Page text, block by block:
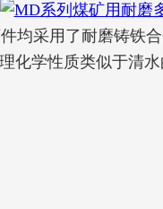
采用了耐磨铸铁
学性质类似于清